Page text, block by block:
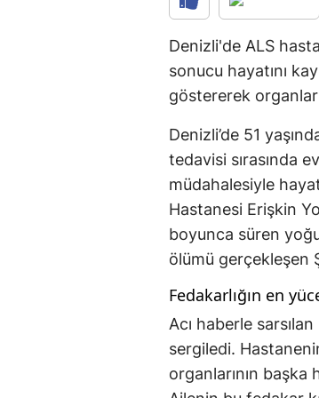
Denizli'de ALS
sonucu hayatını
göstererek
Denizli’de 51
tedavisi sırasında
müdahalesiyle
Hastanesi Erişkin
boyunca süren
ölümü gerçekleşen
Fedakarlığın en
Acı haberle
sergiledi.
organlarının başka